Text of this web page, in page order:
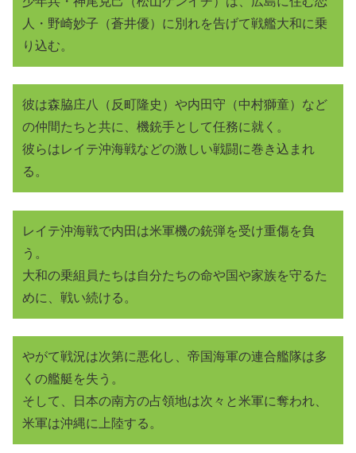
人・野崎妙子（蒼井優）に別れを告げて戦艦大和に乗
り込む。
彼は森脇庄八（反町隆史）や内田守（中村獅童）など
の仲間たちと共に、機銃手として任務に就く。
彼らはレイテ沖海戦などの激しい戦闘に巻き込まれ
る。
レイテ沖海戦で内田は米軍機の銃弾を受け重傷を負
う。
大和の乗組員たちは自分たちの命や国や家族を守るた
めに、戦い続ける。
やがて戦況は次第に悪化し、帝国海軍の連合艦隊は多
くの艦艇を失う。
そして、日本の南方の占領地は次々と米軍に奪われ、
米軍は沖縄に上陸する。